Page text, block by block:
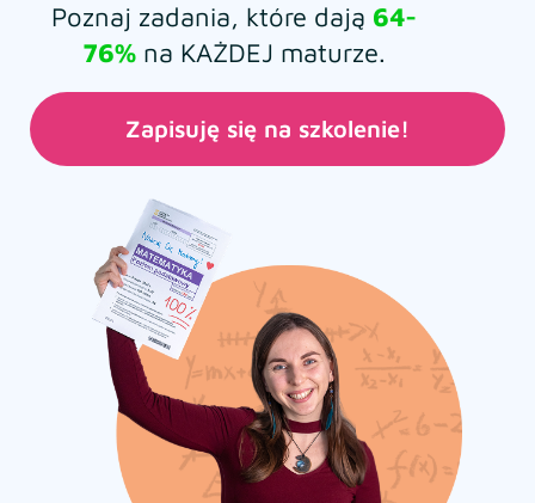
Poznaj zadania, które dają 64-
76%na KAŻDEJ maturze.
Zapisuję się na szkolenie!